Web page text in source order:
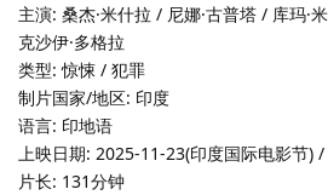
主演: 桑杰·米什拉 / 尼娜·古普塔 / 库玛·
克沙伊·多格拉
类型: 惊悚 / 犯罪
制片国家/地区: 印度
语言: 印地语
上映日期: 2025-11-23(印度国际电影节)
片长: 131分钟